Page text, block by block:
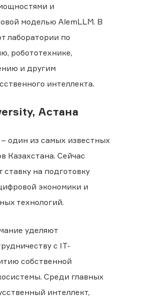
и
моделью AlemLLM. В
лаборатории по
робототехнике,
и другим
интеллекта.
Астана
один из самых известных
Казахстана. Сейчас
ставку на подготовку
экономики и
технологий.
уделяют
с IT-
собственной
Среди главных
интеллект,